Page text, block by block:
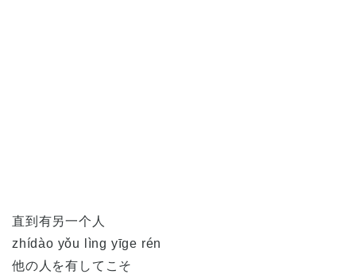
直到有另一个人
zhídào yǒu lìng yīge rén
他の人を有してこそ